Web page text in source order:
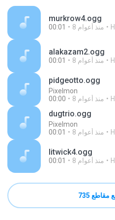
murkrow4.ogg
00:01 8 منذ أعوام
alakazam2.ogg
00:01 8 منذ أعوام
pidgeotto.ogg
Pixelmon
00:00
8 منذ أعوام
dugtrio.ogg
Pixelmon
00:01
8 منذ أعوام
litwick4.ogg
00:01 8 منذ أعوام
735